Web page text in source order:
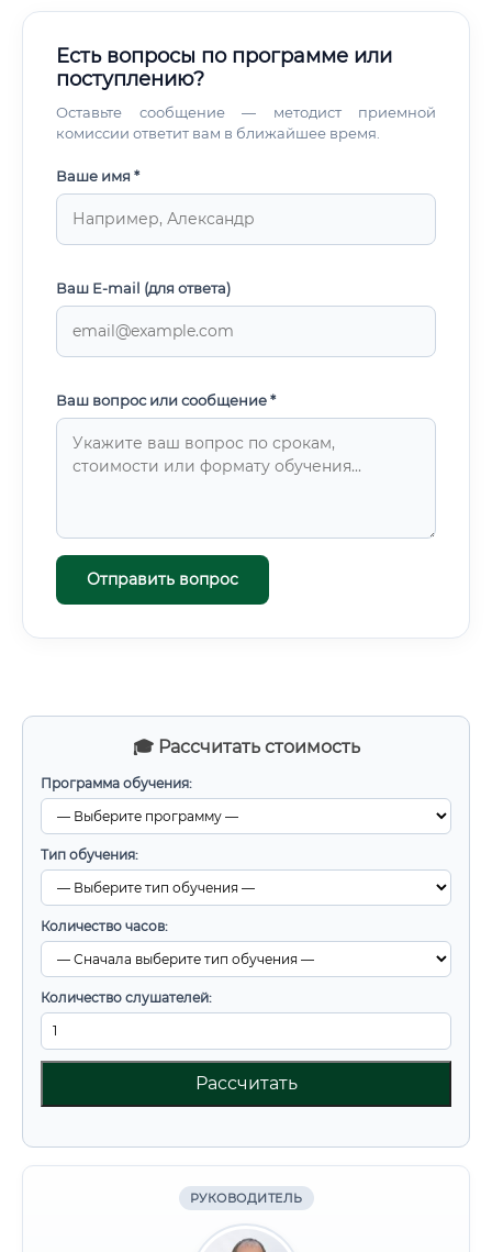
🎓 Рассчитать стоимость
Программа обучения:
Тип обучения:
Количество часов:
Количество слушателей:
Рассчитать
РУКОВОДИТЕЛЬ
Есть вопросы по программе или
поступлению?
Оставьте сообщение — методист приемной
комиссии ответит вам в ближайшее время.
Ваше имя *
Ваш E-mail (для ответа)
Ваш вопрос или сообщение *
Отправить вопрос